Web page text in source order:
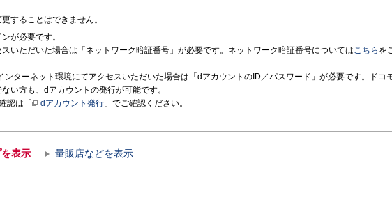
することはできません。
が必要です。
スいただいた場合は「ネットワーク暗証番号」が必要です。ネットワーク暗証番号についてはこちら を
ンターネット環境にてアクセスいただいた場合は「dアカウントのID／パスワード」が必要です。ドコ
い方も、dアカウントの発行が可能です。
認は「
dアカウント発行 」でご確認ください。
を表示 量販店などを表示